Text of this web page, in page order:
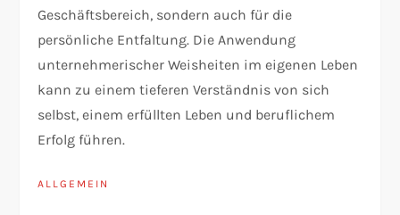
Geschäftsbereich, sondern auch für die
persönliche Entfaltung. Die Anwendung
unternehmerischer Weisheiten im eigenen Leben
kann zu einem tieferen Verständnis von sich
selbst, einem erfüllten Leben und beruflichem
Erfolg führen.
ALLGEMEIN